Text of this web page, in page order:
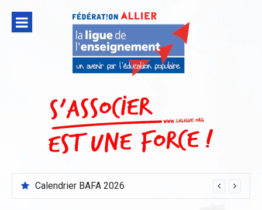
contenu
Calendrier BAFA 2026